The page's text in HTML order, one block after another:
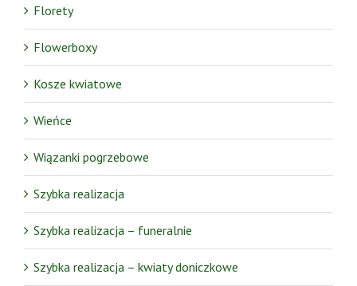
Florety
Flowerboxy
Kosze kwiatowe
Wieńce
Wiązanki pogrzebowe
Szybka realizacja
Szybka realizacja – funeralnie
Szybka realizacja – kwiaty doniczkowe